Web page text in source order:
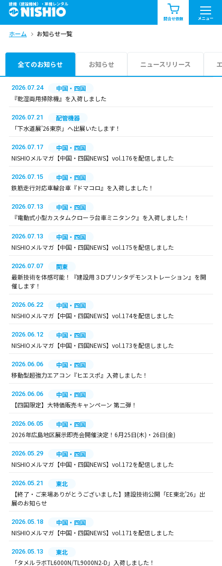
建機（建設機械）・重機レンタル
問合せ依頼 メニュー
商品一覧 お知らせ一覧
問合せ依頼リスト
エリア情報を見る
ホーム お知らせ一覧
全てのお知らせ お知らせ ニュースリリース
2026.07.24
中国・四国
『乾湿両用掃除機』を入荷しました
2026.07.21
配管機器
「下水道展’26東京」へ出展いたします！
2026.07.17
中国・四国
NISHIOメルマガ【中国・四国NEWS】vol.176を配信しました
2026.07.15
中国・四国
鉄筋走行対応車輪台車『ドマコロ』を入荷しました！
2026.07.13
中国・四国
『電動式小型カスタムクローラ台車ミニタンク』を入荷しました！
2026.07.13
中国・四国
NISHIOメルマガ【中国・四国NEWS】vol.175を配信しました
2026.07.07
関東
最新技術を体感可能！『建設用３Ⅾプリンタデモンストレーション』を開
催します！
2026.06.22
中国・四国
NISHIOメルマガ【中国・四国NEWS】vol.174を配信しました
2026.06.12
中国・四国
NISHIOメルマガ【中国・四国NEWS】vol.173を配信しました
2026.06.06
中国・四国
移動型超強力エアコン『ヒエスポ』入荷しました！
2026.06.06
中国・四国
【四国限定】大特価販売キャンペーン 第二弾！
2026.06.05
中国・四国
2026年広島地区展示即売会開催決定！6月25日(木)・26日(金)
2026.05.29
中国・四国
NISHIOメルマガ【中国・四国NEWS】vol.172を配信しました
2026.05.21
東北
【終了・ご来場ありがとうございました】建設技術公開「EE東北’26」出
展のお知らせ
2026.05.18
中国・四国
NISHIOメルマガ【中国・四国NEWS】vol.171を配信しました
2026.05.13
東北
「タメルラボTL6000N/TL9000N2-D」入荷しました！